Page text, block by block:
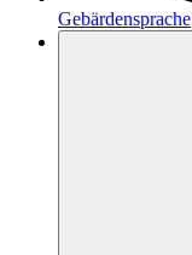
Gebärdensprache